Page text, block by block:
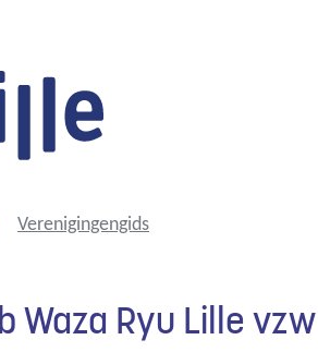
Verenigingengids
Waza Ryu Lille vzw